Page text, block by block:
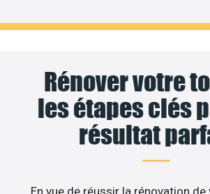
Rénover votre
les étapes clés
résultat
En vue de réussir la rénovation